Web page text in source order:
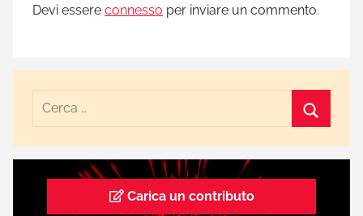
i
c
Devi essere connesso per inviare un commento.
Carica un contributo